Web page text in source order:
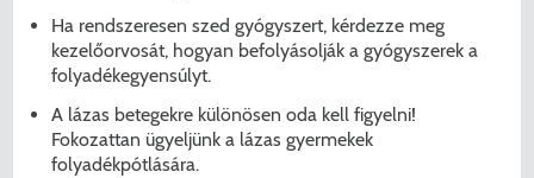
Ha rendszeresen szed gyógyszert, kérdezze meg
kezelőorvosát, hogyan befolyásolják a gyógyszerek a
folyadékegyensúlyt.
A lázas betegekre különösen oda kell figyelni!
Fokozattan ügyeljünk a lázas gyermekek
folyadékpótlására.